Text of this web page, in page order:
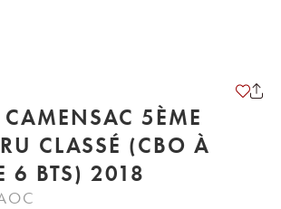
5ÈME
CLASSÉ (CBO À
6 BTS) 2018